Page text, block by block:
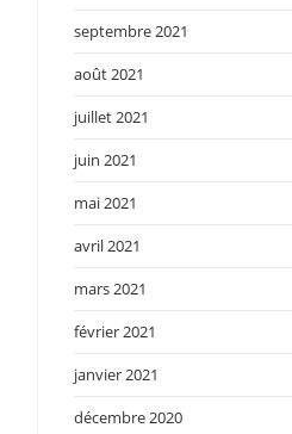
septembre 2021
août 2021
juillet 2021
juin 2021
mai 2021
avril 2021
mars 2021
février 2021
janvier 2021
décembre 2020